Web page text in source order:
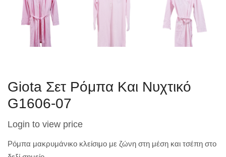
Giota Σετ Ρόμπα Και Νυχτικό
G1606-07
Login to view price
Ρόμπα μακρυμάνικο κλείσιμο με ζώνη στη μέση και τσέπη στο